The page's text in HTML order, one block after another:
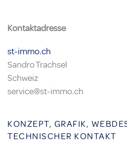
Kontaktadresse
st-immo.ch
Sandro Trachsel
Schweiz
service@st-immo.ch
KONZEPT, GRAFIK,
TECHNISCHER KONTAKT